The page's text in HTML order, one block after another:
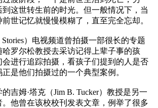
这世转生前的时光。但一般情况下，当
世记忆就慢慢模糊了，直至完全忘却。
Stories）电视频道曾拍摄一部很长的专题
罗尔松教授去采访记得上辈子事的孩
进行追踪拍摄，看孩子们提到的人是否
是他们拍摄过的一个典型案例。
吉姆·塔克（Jim B. Tucker）教授是另一
他曾在该校校刊发表文章，例举了很多